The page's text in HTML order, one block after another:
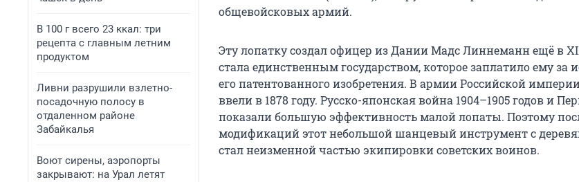
В 100 г всего 23 ккал: три
рецепта с главным летним
продуктом
Ливни разрушили взлетно-
посадочную полосу в
отдаленном районе
Забайкалья
Воют сирены, аэропорты
закрывают: на Урал летят
общевойсковых армий.
Эту лопатку создал офицер из Дании Мадс Линнеманн ещё в
стала единственным государством, которое заплатило ему за
его патентованного изобретения. В армии Российской
ввели в 1878 году. Русско-японская война 1904–1905 годов и
показали большую эффективность малой лопаты. Поэтому
модификаций этот небольшой шанцевый инструмент с
стал неизменной частью экипировки советских воинов.